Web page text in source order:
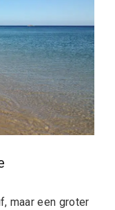
maar een groter